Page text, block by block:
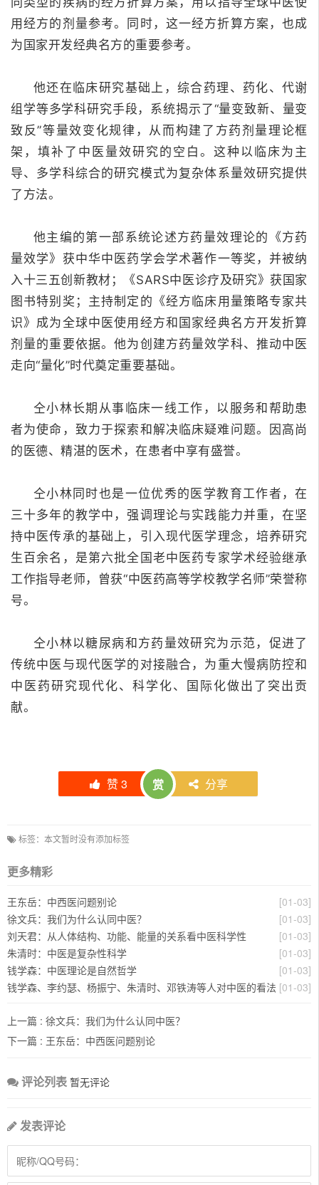
用经方的剂量参考。
同时，这一经方折算方案，也成
为国家开发经典名方的重要参考。
他还在临床研究基础上，综合药理、药化、代谢
组学等多学科研究手段，系统揭示了“量变致新、量变
致反”等量效变化规律，从而构建了方药剂量理论框
架，填补了中医量效研究的空白。这种以临床为主
导、多学科综合的研究模式为复杂体系量效研究提供
了方法。
他主编的第一部系统论述方药量效理论的《方药
量效学》获中华中医药学会学术著作一等奖，并被纳
入十三五创新教材；
《SARS中医诊疗及研究》获国家
图书特别奖； 主持制定的《经方临床用量策略专家共
识》成为全球中医使用经方和国家经典名方开发折算
剂量的重要依据。他为创建方药量效学科、推动中医
走向“量化”时代奠定重要基础。
仝小林长期从事临床一线工作，以服务和帮助患
者为使命，致力于探索和解决临床疑难问题。
因高尚
的医德、精湛的医术，在患者中享有盛誉。
仝小林同时也是一位优秀的医学教育工作者，在
三十多年的教学中，强调理论与实践能力并重，在坚
持中医传承的基础上，引入现代医学理念，培养研究
生百余名，是第六批全国老中医药专家学术经验继承
工作指导老师，曾获“中医药高等学校教学名师”荣誉称
号。
仝小林以糖尿病和方药量效研究为示范，促进了
传统中医与现代医学的对接融合，为重大慢病防控和
中医药研究现代化、科学化、国际化做出了突出贡
献。
赞3 赏 分享
标签：本文暂时没有添加标签
更多精彩
[01-03]
王东岳：中西医问题别论
[01-03]
徐文兵：我们为什么认同中医？
[01-03]
刘天君：从人体结构、功能、能量的关系看中医科学性
[01-03]
朱清时：中医是复杂性科学
[01-03]
钱学森：中医理论是自然哲学
[01-03]
钱学森、李约瑟、杨振宁、朱清时、邓铁涛等人对中医的看法
上一篇 : 徐文兵：我们为什么认同中医？
下一篇 : 王东岳：中西医问题别论
评论列表 暂无评论
发表评论